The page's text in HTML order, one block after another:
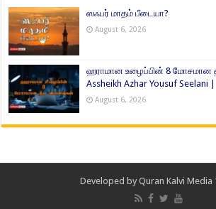
ஸஃபர் மாதம் பீடையா?
August 6, 2026
ஹராமான உழைப்பின் 8 மோசமான
Assheikh Azhar Yousuf Seelani |
August 6, 2026
Developed by Quran Kalvi Media